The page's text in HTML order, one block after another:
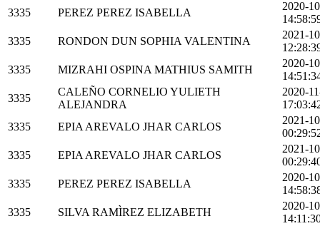
3335
PEREZ PEREZ ISABELLA
2020-
3335
RONDON DUN SOPHIA VALENTINA
2021-
3335
MIZRAHI OSPINA MATHIUS SAMITH
2020-
3335
CALEÑO CORNELIO YULIETH
ALEJANDRA
2020-
3335
EPIA AREVALO JHAR CARLOS
2021-
3335
EPIA AREVALO JHAR CARLOS
2021-
3335
PEREZ PEREZ ISABELLA
2020-
3335
SILVA RAMÌREZ ELIZABETH
2020-